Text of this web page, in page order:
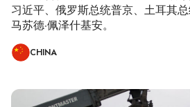
习近平、俄罗斯总统普京、土耳其
马苏德·佩泽什基安。
CHINA